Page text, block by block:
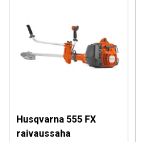
Husqvarna 555 FX
raivaussaha